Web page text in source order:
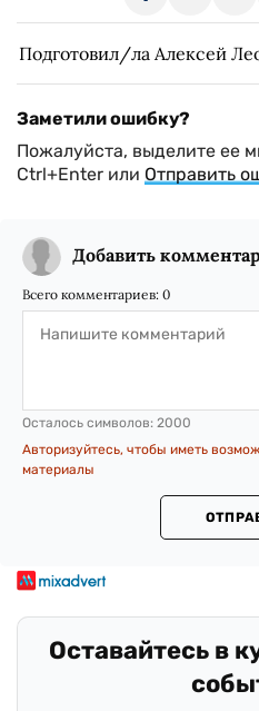
Подготовил/ла Алексей
Заметили ошибку?
Пожалуйста, выделите ее
Ctrl+Enter или Отправить
Добавить
Всего комментариев: 0
Осталось символов: 2000
Авторизуйтесь, чтобы иметь
материалы
Оставайтесь в